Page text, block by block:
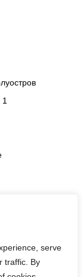
serve
traffic. By